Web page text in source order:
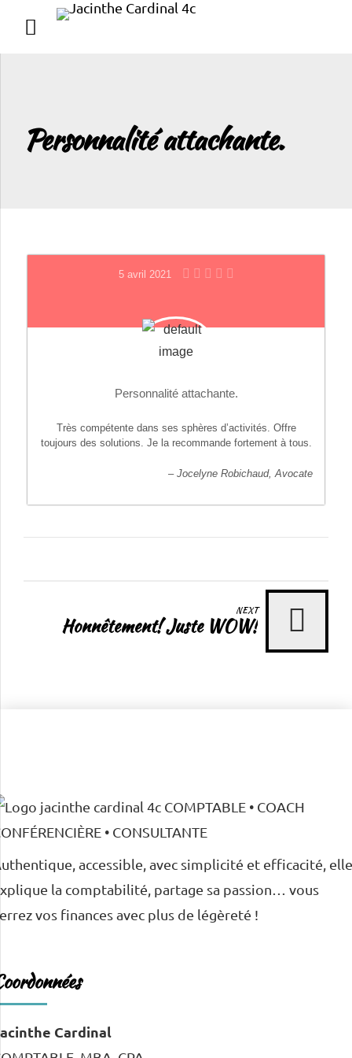
Personnalité attachante.
5 avril 2021
Personnalité attachante.
Très compétente dans ses sphères d’activités. Offre
toujours des solutions. Je la recommande fortement à tous.
– Jocelyne Robichaud, Avocate
NEXT
Honnêtement! Juste WOW!
accessible, avec simplicité et efficacité, elle
la comptabilité, partage sa passion… vous
vos finances avec plus de légèreté !
Cardinal